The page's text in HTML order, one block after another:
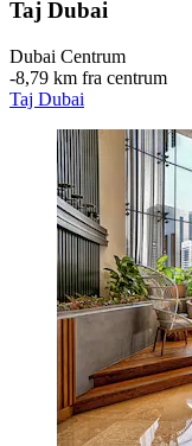
Taj Dubai
Dubai Centrum
‐8,79 km fra centrum
Taj Dubai